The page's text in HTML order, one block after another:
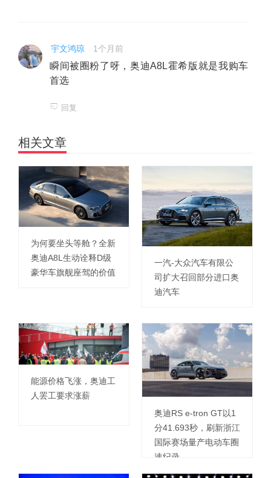
宇文鸿琼 1个月前
瞬间被圈粉了呀，奥迪A8L霍希版就是我购车
首选
回复
相关文章
为何要坐头等舱？全新
奥迪A8L生动诠释D级
豪华车旗舰座驾的价值
一汽-大众汽车有限公
司扩大召回部分进口奥
迪汽车
能源价格飞涨，奥迪工
人罢工要求涨薪
奥迪RS e-tron GT以1
分41.693秒，刷新浙江
国际赛场量产电动车圈
速纪录